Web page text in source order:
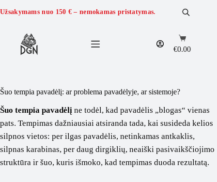
to
Užsakymams nuo 150 € – nemokamas pristatymas.
Shopping
cart
€0.00
Šuo tempia pavadėlį: ar problema pavadėlyje, ar sistemoje?
Šuo tempia pavadėlį ne todėl, kad pavadėlis „blogas“ vienas
pats. Tempimas dažniausiai atsiranda tada, kai susideda kelios
silpnos vietos: per ilgas pavadėlis, netinkamas antkaklis,
silpnas karabinas, per daug dirgiklių, neaiški pasivaikščiojimo
struktūra ir šuo, kuris išmoko, kad tempimas duoda rezultatą.